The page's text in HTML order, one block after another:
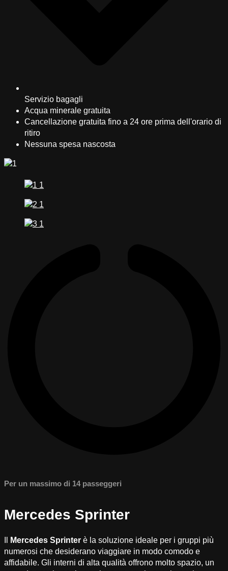
Servizio bagagli
Acqua minerale gratuita
Cancellazione gratuita fino a 24 ore prima dell'orario di
ritiro
Nessuna spesa nascosta
Per un massimo di 14 passeggeri
Mercedes Sprinter
Mercedes Sprinter è la soluzione ideale per i gruppi più
numerosi che desiderano viaggiare in modo comodo e
affidabile. Gli interni di alta qualità offrono molto spazio, un